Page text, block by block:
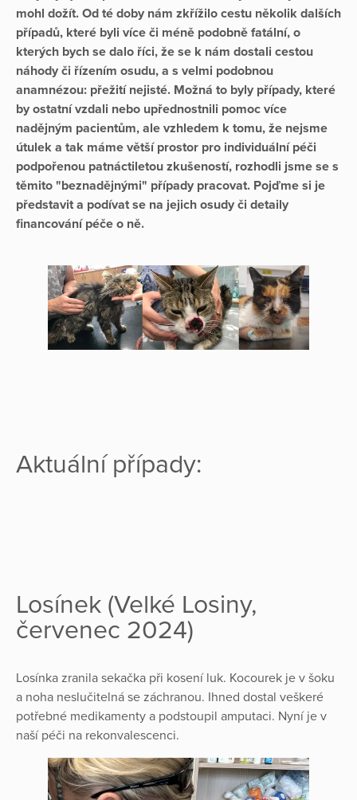
mohl dožít. Od té doby nám zkřížilo cestu několik dalších
případů, které byli více či méně podobně fatální, o
kterých bych se dalo říci, že se k nám dostali cestou
náhody či řízením osudu, a s velmi podobnou
anamnézou: přežití nejisté. Možná to byly případy, které
by ostatní vzdali nebo upřednostnili pomoc více
nadějným pacientům, ale vzhledem k tomu, že nejsme
útulek a tak máme větší prostor pro individuální péči
podpořenou patnáctiletou zkušeností, rozhodli jsme se s
těmito "beznadějnými" případy pracovat. Pojďme si je
představit a podívat se na jejich osudy či detaily
financování péče o ně.
Aktuální případy:
Losínek (Velké Losiny,
červenec 2024)
Losínka zranila sekačka při kosení luk. Kocourek je v šoku
a noha neslučitelná se záchranou. Ihned dostal veškeré
potřebné medikamenty a podstoupil amputaci. Nyní je v
naší péči na rekonvalescenci.